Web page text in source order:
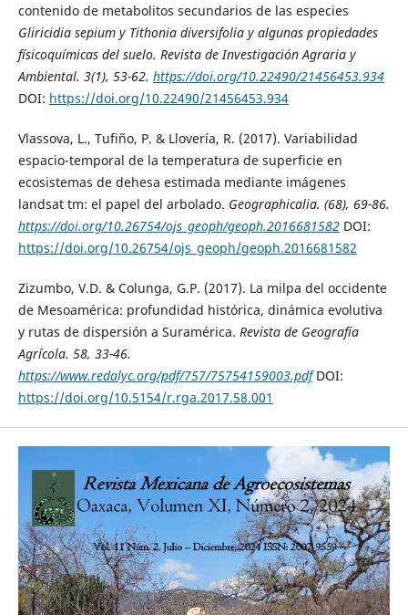
contenido de metabolitos secundarios de las especies
Gliricidia sepiumy Tithonia diversifoliay algunas propiedades
físicoquímicas del suelo. Revista de Investigación Agraria y
Ambiental. 3(1), 53-62. https://doi.org/10.22490/21456453.934
DOI: https://doi.org/10.22490/21456453.934
Vlassova, L., Tufiño, P. & Llovería, R. (2017). Variabilidad
espacio-temporal de la temperatura de superficie en
ecosistemas de dehesa estimada mediante imágenes
landsat tm: el papel del arbolado. Geographicalia. (68), 69-86.
https://doi.org/10.26754/ojs_geoph/geoph.2016681582DOI:
https://doi.org/10.26754/ojs_geoph/geoph.2016681582
Zizumbo, V.D. & Colunga, G.P. (2017). La milpa del occidente
de Mesoamérica: profundidad histórica, dinámica evolutiva
y rutas de dispersión a Suramérica. Revista de Geografía
Agrícola. 58, 33-46.
https://www.redalyc.org/pdf/757/75754159003.pdfDOI:
https://doi.org/10.5154/r.rga.2017.58.001